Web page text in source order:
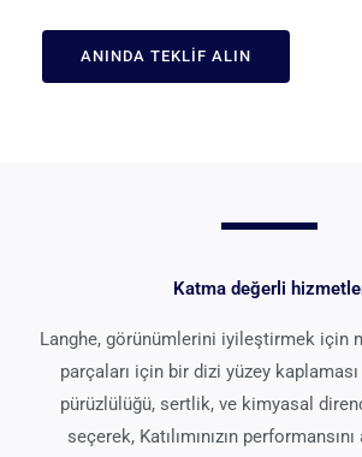
ANINDA TEKLIF ALIN
Katma değerli
Langhe, görünümlerini iyileştirmek için
parçaları için bir dizi yüzey
pürüzlülüğü, sertlik, ve kimyasal
seçerek, Katılımınızın